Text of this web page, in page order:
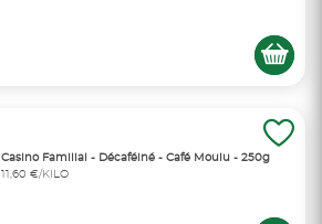
Casino Familial - Décaféiné - Café Moulu - 250g
11,60 €/KILO